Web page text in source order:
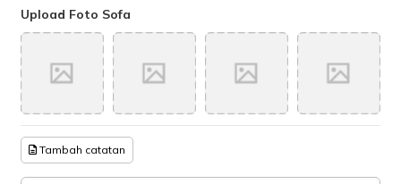
Upload Foto Sofa
Tambah catatan